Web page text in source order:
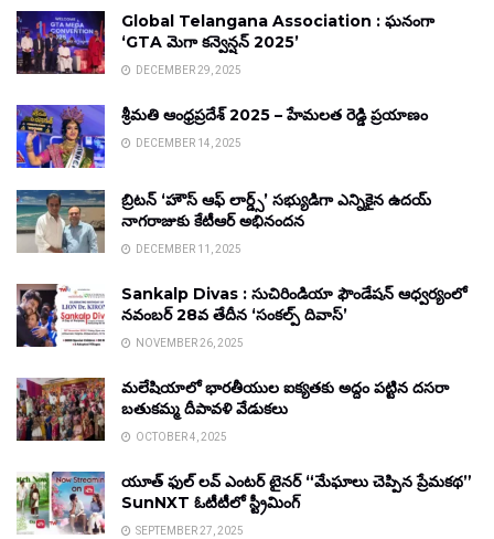
Global Telangana Association : ఘనంగా
‘GTA మెగా కన్వెన్షన్ 2025’
DECEMBER 29, 2025
శ్రీమతి ఆంధ్రప్రదేశ్ 2025 – హేమలత రెడ్డి ప్రయాణం
DECEMBER 14, 2025
బ్రిటన్ ‘హౌస్ ఆఫ్ లార్డ్స్’ సభ్యుడిగా ఎన్నికైన ఉదయ్
నాగరాజుకు కేటీఆర్ అభినందన
DECEMBER 11, 2025
Sankalp Divas : సుచిరిండియా ఫౌండేషన్ ఆధ్వర్యంలో
నవంబర్ 28వ తేదీన ‘సంకల్ప్ దివాస్’
NOVEMBER 26, 2025
మలేషియాలో భారతీయుల ఐక్యతకు అద్దం పట్టిన దసరా
బతుకమ్మ దీపావళి వేడుకలు
OCTOBER 4, 2025
యూత్ ఫుల్ లవ్ ఎంటర్ టైనర్ “మేఘాలు చెప్పిన ప్రేమకథ”
SunNXT ఓటీటీలో స్ట్రీమింగ్
SEPTEMBER 27, 2025